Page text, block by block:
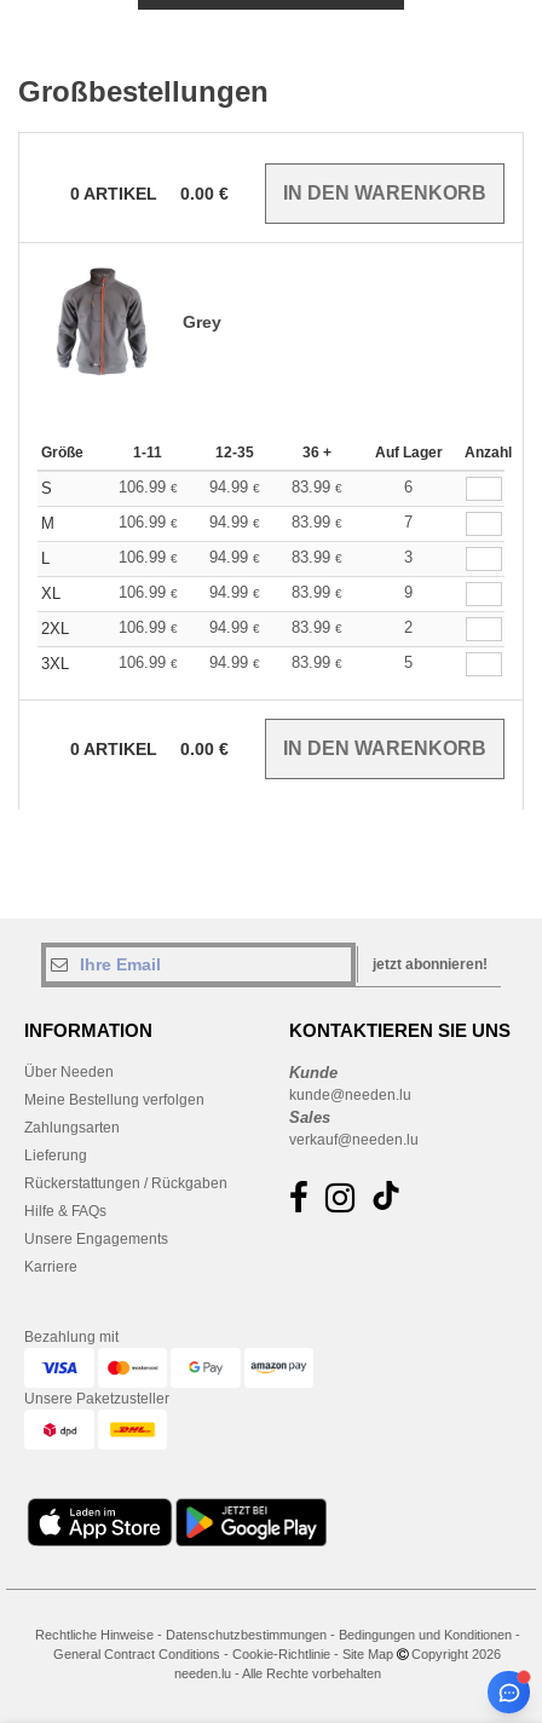
Großbestellungen
0ARTIKEL 0.00 €
Grey
Größe 1-11 12-35 36 + Auf Lager Anzahl
S 106.99 € 94.99 € 83.99 €
6
M
106.99 € 94.99 € 83.99 €
7
L
106.99 € 94.99 € 83.99 €
3
XL
106.99 € 94.99 € 83.99 €
9
2XL
106.99 € 94.99 € 83.99 €
2
3XL
106.99 € 94.99 € 83.99 € 5
0ARTIKEL 0.00 €
jetzt abonnieren!
INFORMATION
Über Needen
Meine Bestellung verfolgen
Zahlungsarten
Lieferung
Rückerstattungen / Rückgaben
Hilfe & FAQs
Unsere Engagements
Karriere
KONTAKTIEREN SIE UNS
Kunde
kunde@needen.lu
Sales
verkauf@needen.lu
Bezahlung mit
Unsere Paketzusteller
Rechtliche Hinweise- Datenschutzbestimmungen- Bedingungen und Konditionen-
General Contract Conditions - Cookie-Richtlinie - Site Map
Copyright 2026
needen.lu - Alle Rechte vorbehalten